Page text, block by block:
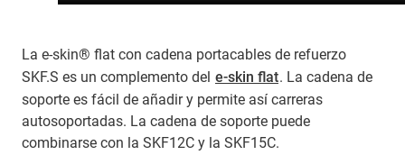
La e-skin® flat con cadena portacables de refuerzo
SKF.S es un complemento del e-skin flat. La cadena de
soporte es fácil de añadir y permite así carreras
autosoportadas. La cadena de soporte puede
combinarse con la SKF12C y la SKF15C.